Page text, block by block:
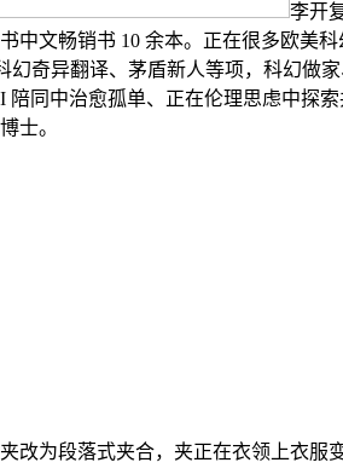
李开
文畅销书 10 余本。正在很多欧美
幻奇异翻译、茅盾新人等项，科幻做
同中治愈孤单、正在伦理思虑中探
士。
为段落式夹合，夹正在衣领上衣服